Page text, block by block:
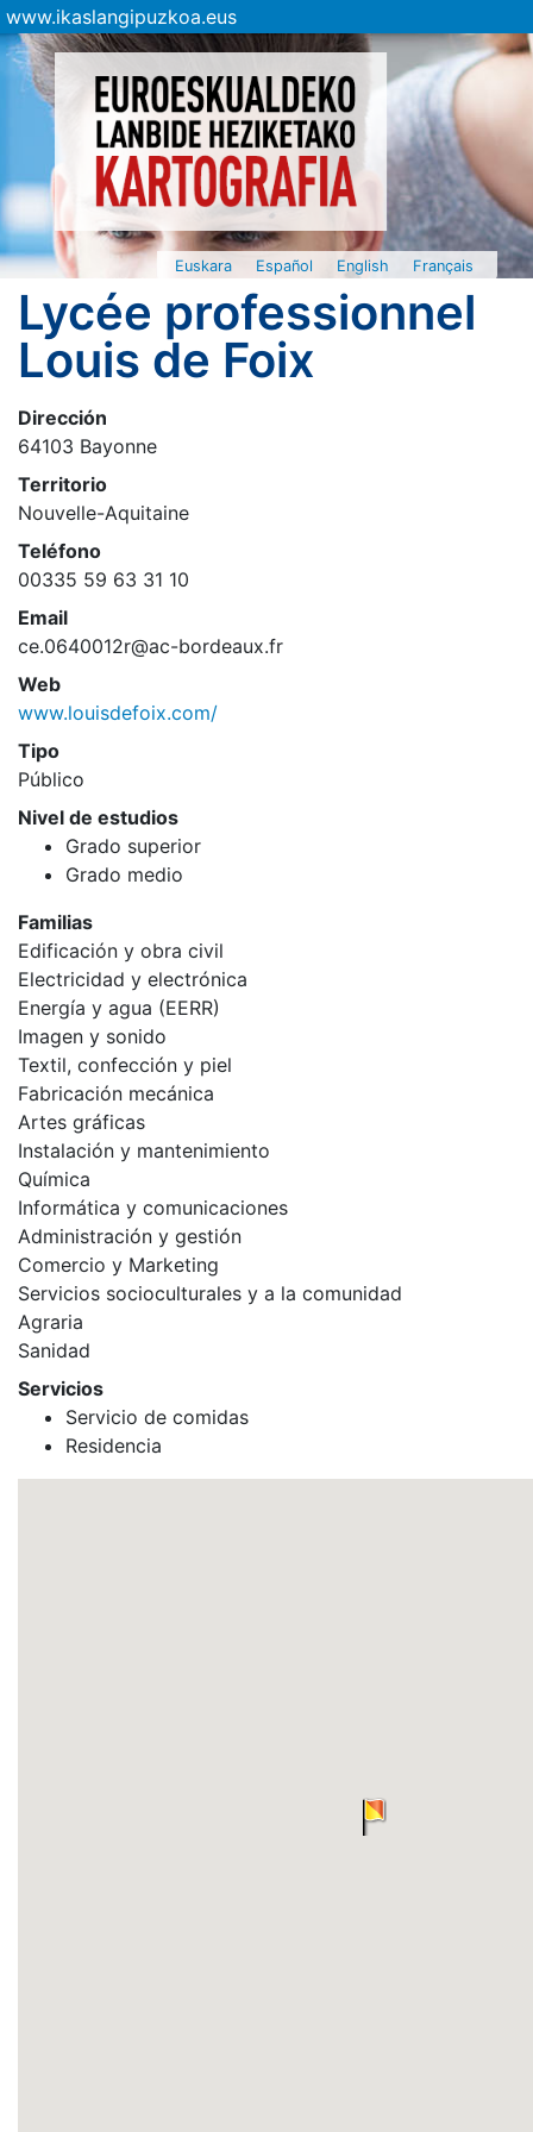
www.ikaslangipuzkoa.eus
Euskara Español English Français
Lycée professionnel
Louis de Foix
Dirección
64103 Bayonne
Territorio
Nouvelle-Aquitaine
Teléfono
00335 59 63 31 10
Email
ce.0640012r@ac-bordeaux.fr
Web
www.louisdefoix.com/
Tipo
Público
Nivel de estudios
Grado superior
Grado medio
Familias
Edificación y obra civil
Electricidad y electrónica
Energía y agua (EERR)
Imagen y sonido
Textil, confección y piel
Fabricación mecánica
Artes gráficas
Instalación y mantenimiento
Química
Informática y comunicaciones
Administración y gestión
Comercio y Marketing
Servicios socioculturales y a la comunidad
Agraria
Sanidad
Servicios
Servicio de comidas
Residencia